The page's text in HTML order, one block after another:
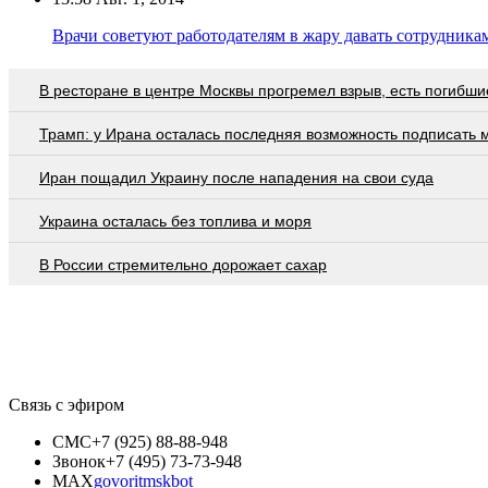
Врачи советуют работодателям в жару давать
В ресторане в центре Москвы прогремел взрыв, есть
Трамп: у Ирана осталась последняя возможность
Иран пощадил Украину после нападения на свои суда
Украина осталась без топлива и моря
В России стремительно дорожает сахар
Связь с эфиром
СМС+7 (925) 88-88-948
Звонок+7 (495) 73-73-948
MAXgovoritmskbot